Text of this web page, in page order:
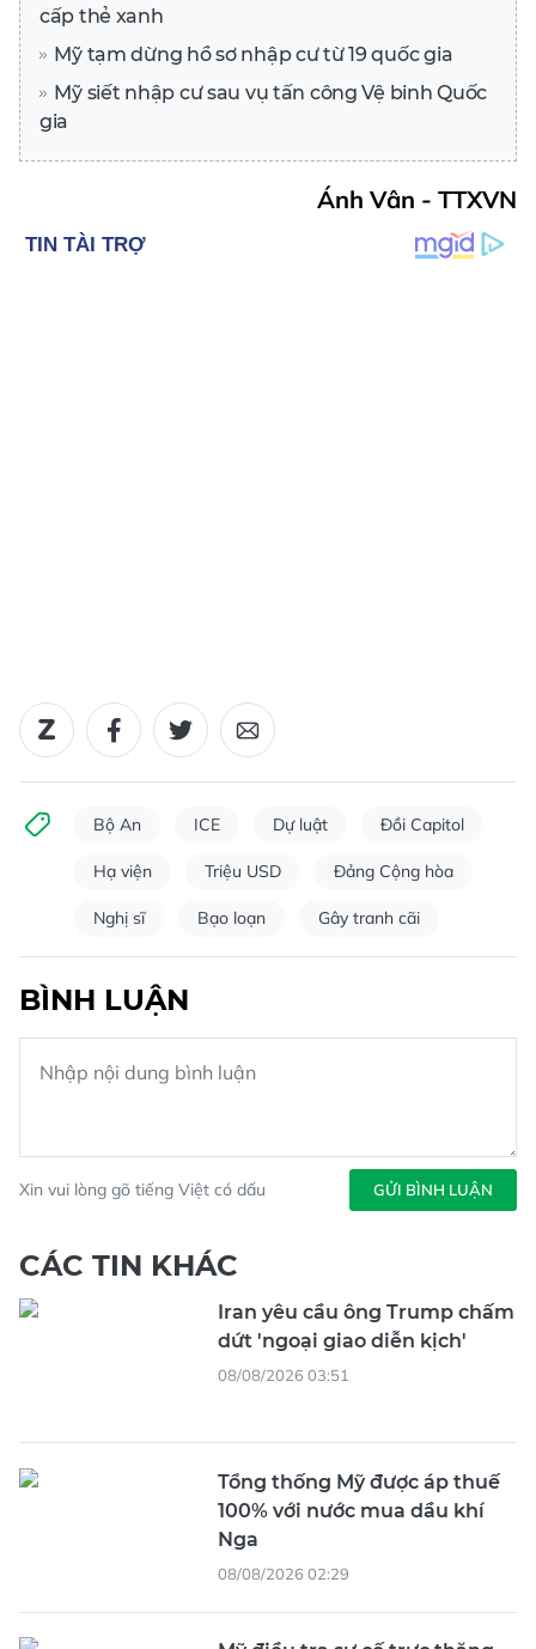
cấp thẻ xanh
Mỹ tạm dừng hồ sơ nhập cư từ 19 quốc gia
Mỹ siết nhập cư sau vụ tấn công Vệ binh Quốc
gia
Ánh Vân - TTXVN
Bộ An ICE Dự luật Đồi Capitol
Hạ viện Triệu USD Đảng Cộng hòa
Nghị sĩ Bạo loạn Gây tranh cãi
BÌNH LUẬN
Xin vui lòng gõ tiếng Việt có dấu GỬI BÌNH LUẬN
CÁC TIN KHÁC
Iran yêu cầu ông Trump chấm
dứt 'ngoại giao diễn kịch'
08/08/2026 03:51
Tổng thống Mỹ được áp thuế
100% với nước mua dầu khí
Nga
08/08/2026 02:29